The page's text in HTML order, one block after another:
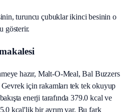
turuncu çubuklar ikinci besinin o
gösterir.
hazır, Malt-O-Meal, Bal Buzzers
için rakamları tek tek okuyup
enerji tarafında 379.0 kcal ve
kcal'lik bir ayrım var. Bu fark